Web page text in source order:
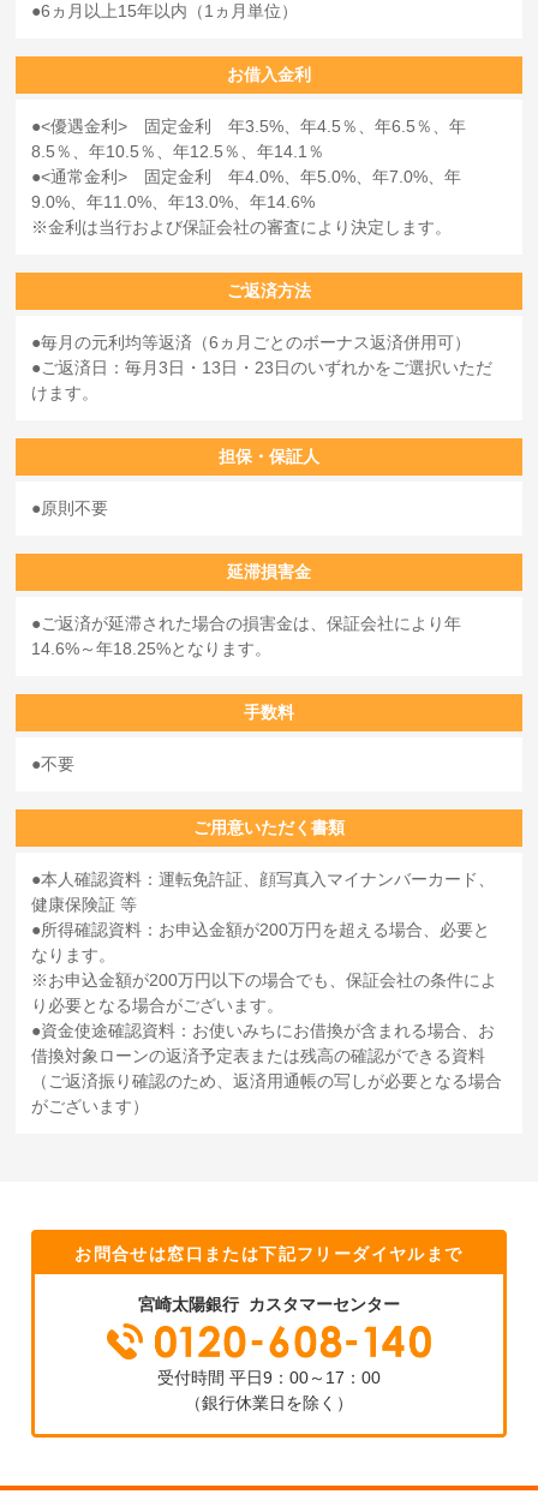
6ヵ月以上15年以内（1ヵ月単位）
お借入金利
<優遇金利> 固定金利 年3.5%、年4.5％、年6.5％、年
8.5％、年10.5％、年12.5％、年14.1％
<通常金利> 固定金利 年4.0%、年5.0%、年7.0%、年
9.0%、年11.0%、年13.0%、年14.6%
金利は当行および保証会社の審査により決定します。
ご返済方法
毎月の元利均等返済（6ヵ月ごとのボーナス返済併用可）
ご返済日：毎月3日・13日・23日のいずれかをご選択いただ
けます。
担保・保証人
原則不要
延滞損害金
ご返済が延滞された場合の損害金は、保証会社により年
14.6%～年18.25%となります。
手数料
不要
ご用意いただく書類
本人確認資料：運転免許証、顔写真入マイナンバーカード、
健康保険証 等
所得確認資料：お申込金額が200万円を超える場合、必要と
なります。
お申込金額が200万円以下の場合でも、保証会社の条件によ
り必要となる場合がございます。
資金使途確認資料：お使いみちにお借換が含まれる場合、お
借換対象ローンの返済予定表または残高の確認ができる資料
（ご返済振り確認のため、返済用通帳の写しが必要となる場合
がございます）
お問合せは窓口または下記フリーダイヤルまで
宮崎太陽銀行 カスタマーセンター
受付時間 平日9：00～17：00
（銀行休業日を除く）